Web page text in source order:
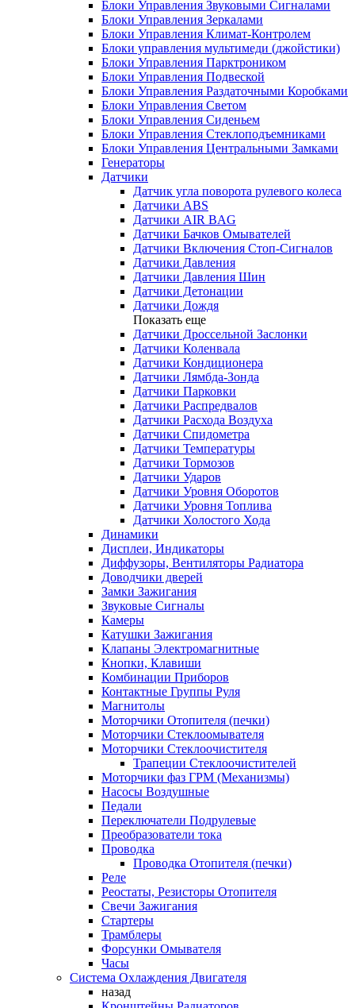
Блоки Управления Звуковыми Сигналами
Блоки Управления Зеркалами
Блоки Управления Климат-Контролем
Блоки управления мультимеди (джойстики)
Блоки Управления Парктроником
Блоки Управления Подвеской
Блоки Управления Раздаточными Коробками
Блоки Управления Светом
Блоки Управления Сиденьем
Блоки Управления Стеклоподъемниками
Блоки Управления Центральными Замками
Генераторы
Датчики
Датчик угла поворота рулевого колеса
Датчики ABS
Датчики AIR BAG
Датчики Бачков Омывателей
Датчики Включения Стоп-Сигналов
Датчики Давления
Датчики Давления Шин
Датчики Детонации
Датчики Дождя
Показать еще
Датчики Дроссельной Заслонки
Датчики Коленвала
Датчики Кондиционера
Датчики Лямбда-Зонда
Датчики Парковки
Датчики Распредвалов
Датчики Расхода Воздуха
Датчики Спидометра
Датчики Температуры
Датчики Тормозов
Датчики Ударов
Датчики Уровня Оборотов
Датчики Уровня Топлива
Датчики Холостого Хода
Динамики
Дисплеи, Индикаторы
Диффузоры, Вентиляторы Радиатора
Доводчики дверей
Замки Зажигания
Звуковые Сигналы
Камеры
Катушки Зажигания
Клапаны Электромагнитные
Кнопки, Клавиши
Комбинации Приборов
Контактные Группы Руля
Магнитолы
Моторчики Отопителя (печки)
Моторчики Стеклоомывателя
Моторчики Стеклоочистителя
Трапеции Стеклоочистителей
Моторчики фаз ГРМ (Механизмы)
Насосы Воздушные
Педали
Переключатели Подрулевые
Преобразователи тока
Проводка
Проводка Отопителя (печки)
Реле
Реостаты, Резисторы Отопителя
Свечи Зажигания
Стартеры
Трамблеры
Форсунки Омывателя
Часы
Система Охлаждения Двигателя
назад